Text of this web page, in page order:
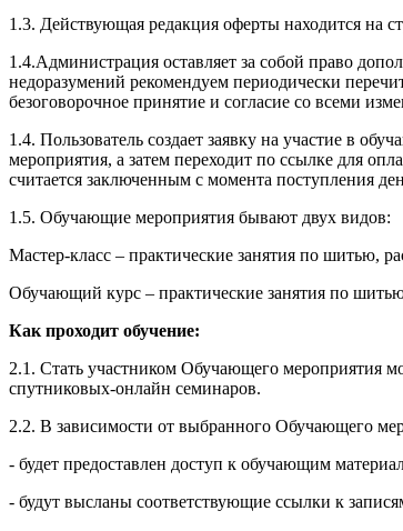
1.3. Действующая редакция оферты находится на
1.4.Администрация оставляет за собой право
недоразумений рекомендуем периодически
безоговорочное принятие и согласие со всеми
1.4. Пользователь создает заявку на участие в
мероприятия, а затем переходит по ссылке для
считается заключенным с момента поступления
1.5. Обучающие мероприятия бывают двух видов:
Мастер-класс – практические занятия по шитью,
Обучающий курс – практические занятия по
Как проходит обучение:
2.1. Стать участником Обучающего мероприятия
спутниковых-онлайн семинаров.
2.2. В зависимости от выбранного Обучающего
- будет предоставлен доступ к обучающим
- будут высланы соответствующие ссылки к